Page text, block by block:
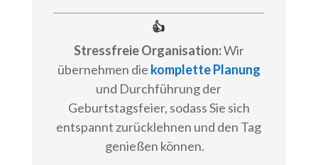
👍
Stressfreie Organisation:Wir
übernehmen die komplette Planung
und Durchführung der
Geburtstagsfeier, sodass Sie sich
entspannt zurücklehnen und den Tag
genießen können.